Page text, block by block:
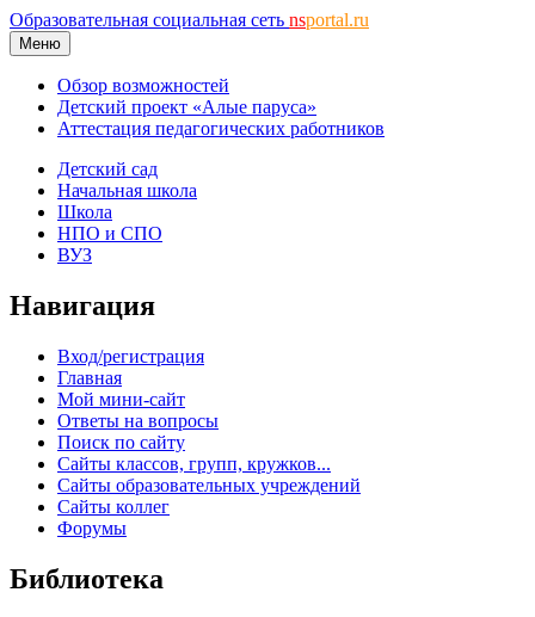
Образовательная социальная сеть nsportal.ru
Меню
Обзор возможностей
Детский проект «Алые паруса»
Аттестация педагогических работников
Детский сад
Начальная школа
Школа
НПО и СПО
ВУЗ
Навигация
Вход/регистрация
Главная
Мой мини-сайт
Ответы на вопросы
Поиск по сайту
Сайты классов, групп, кружков...
Сайты образовательных учреждений
Сайты коллег
Форумы
Библиотека